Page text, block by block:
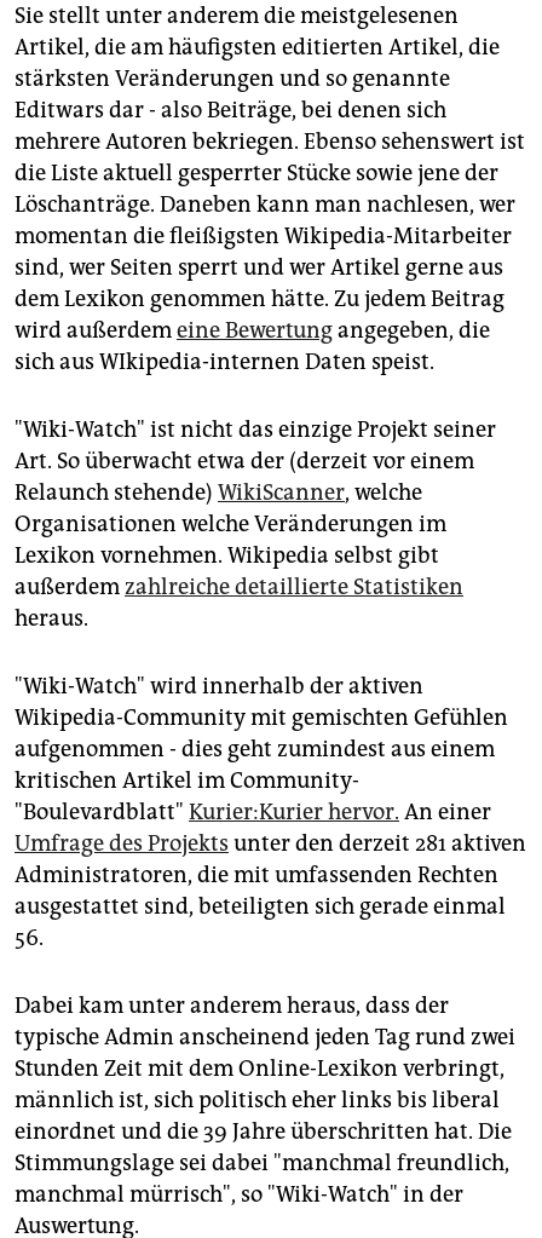
Sie stellt unter anderem die meistgelesenen
Artikel, die am häufigsten editierten Artikel, die
stärksten Veränderungen und so genannte
Editwars dar - also Beiträge, bei denen sich
mehrere Autoren bekriegen. Ebenso sehenswert ist
die Liste aktuell gesperrter Stücke sowie jene der
Löschanträge. Daneben kann man nachlesen, wer
momentan die fleißigsten Wikipedia-Mitarbeiter
sind, wer Seiten sperrt und wer Artikel gerne aus
dem Lexikon genommen hätte. Zu jedem Beitrag
wird außerdemeine Bewertungangegeben, die
sich aus WIkipedia-internen Daten speist.
"Wiki-Watch" ist nicht das einzige Projekt seiner
Art. So überwacht etwa der (derzeit vor einem
Relaunch stehende) WikiScanner, welche
Organisationen welche Veränderungen im
Lexikon vornehmen. Wikipedia selbst gibt
außerdemzahlreiche detaillierte Statistiken
heraus.
"Wiki-Watch" wird innerhalb der aktiven
Wikipedia-Community mit gemischten Gefühlen
aufgenommen - dies geht zumindest aus einem
kritischen Artikel im Community-
"Boulevardblatt" Kurier:Kurier hervor. An einer
Umfrage des Projekts unter den derzeit 281 aktiven
Administratoren, die mit umfassenden Rechten
ausgestattet sind, beteiligten sich gerade einmal
56.
Dabei kam unter anderem heraus, dass der
typische Admin anscheinend jeden Tag rund zwei
Stunden Zeit mit dem Online-Lexikon verbringt,
männlich ist, sich politisch eher links bis liberal
einordnet und die 39 Jahre überschritten hat. Die
Stimmungslage sei dabei "manchmal freundlich,
manchmal mürrisch", so "Wiki-Watch" in der
Auswertung.